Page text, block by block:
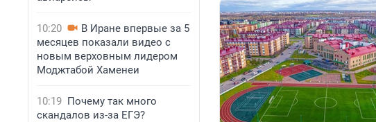
10:20
В Иране впервые за 5
месяцев показали видео с
новым верховным лидером
Моджтабой Хаменеи
10:19 Почему так много
скандалов из-за ЕГЭ?